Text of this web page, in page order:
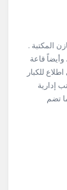
مخازن المكتبة .
قاعة
للكبار
إدارية
تضم